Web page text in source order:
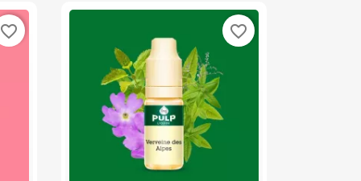
favorite_border favorite_border